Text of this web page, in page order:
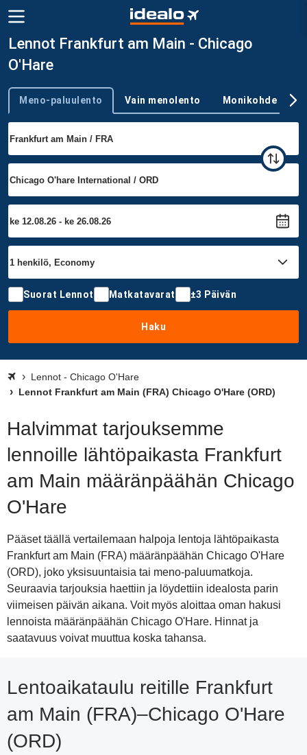
Lennot Frankfurt am Main - Chicago
O'Hare
Trip type
Meno-paluulento Vain menolento Monikohde
Suorat Lennot Matkatavarat ±3 Päivän
Haku
Lennot - Chicago O'Hare
Lennot Frankfurt am Main (FRA) Chicago O'Hare (ORD)
Halvimmat tarjouksemme
lennoille lähtöpaikasta Frankfurt
am Main määränpäähän Chicago
O'Hare
Pääset täällä vertailemaan halpoja lentoja lähtöpaikasta
Frankfurt am Main (FRA) määränpäähän Chicago O'Hare
(ORD), joko yksisuuntaisia tai meno-paluumatkoja.
Seuraavia tarjouksia haettiin ja löydettiin idealosta parin
viimeisen päivän aikana. Voit myös aloittaa oman hakusi
lennoista määränpäähän Chicago O'Hare. Hinnat ja
saatavuus voivat muuttua koska tahansa.
Lentoaikataulu reitille Frankfurt
am Main (FRA)–Chicago O'Hare
(ORD)